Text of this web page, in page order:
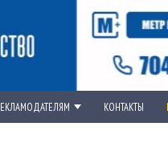
КОНТАКТЫ